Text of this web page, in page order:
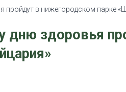
в нижегородском парке
дню здоровья